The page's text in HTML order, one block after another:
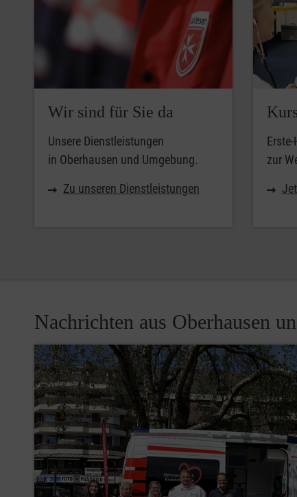
Wir sind für Sie da
Unsere Dienstleistungen
in Oberhausen und Umgebung.
Zu unseren Dienstleistungen
zur
Nachrichten aus Oberhausen